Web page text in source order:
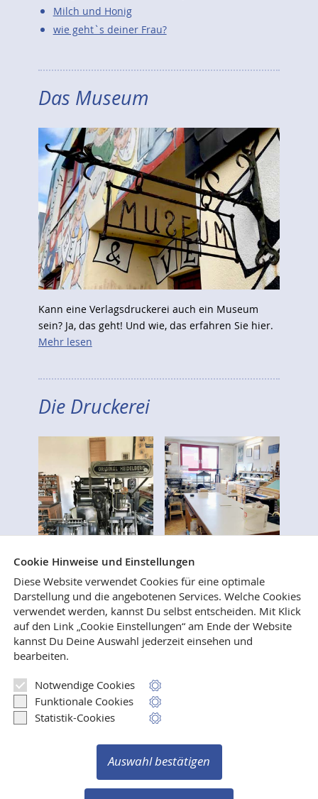
Milch und Honig
wie geht`s deiner Frau?
Das Museum
Kann eine Verlagsdruckerei auch ein Museum
sein? Ja, das geht! Und wie, das erfahren Sie hier.
Mehr lesen
Die Druckerei
Wer immer schon mal wissen wollte, wie Bücher
gesetzt, gedruckt und gebunden werden, ist
herzlich eingeladen, uns in unseren Verlags- und
Mehr lesen
Vertrag widerrufen
Cookie Hinweise und Einstellungen
Diese Website verwendet Cookies für eine optimale
Darstellung und die angebotenen Services. Welche Cookies
verwendet werden, kannst Du selbst entscheiden. Mit Klick
auf den Link „Cookie Einstellungen“ am Ende der Website
kannst Du Deine Auswahl jederzeit einsehen und
bearbeiten.
Notwendige Cookies
Funktionale Cookies
Statistik-Cookies
Auswahl bestätigen